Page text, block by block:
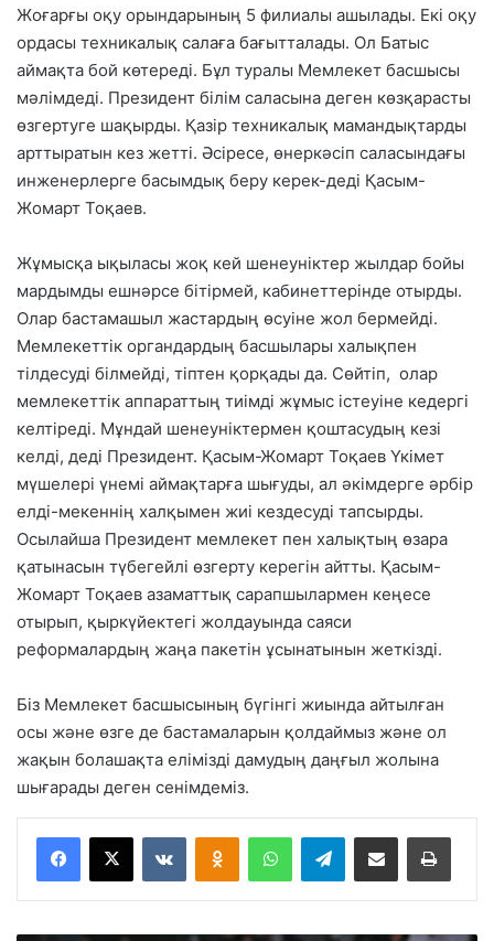
Жоғарғы оқу орындарының 5 филиалы ашылады. Екі оқу
ордасы техникалық салаға бағытталады. Ол Батыс
аймақта бой көтереді. Бұл туралы Мемлекет басшысы
мәлімдеді. Президент білім саласына деген көзқарасты
өзгертуге шақырды. Қазір техникалық мамандықтарды
арттыратын кез жетті. Әсіресе, өнеркәсіп саласындағы
инженерлерге басымдық беру керек-деді Қасым-
Жомарт Тоқаев.
Жұмысқа ықыласы жоқ кей шенеуніктер жылдар бойы
мардымды ешнәрсе бітірмей, кабинеттерінде отырды.
Олар бастамашыл жастардың өсуіне жол бермейді.
Мемлекеттік органдардың басшылары халықпен
тілдесуді білмейді, тіптен қорқады да. Сөйтіп, олар
мемлекеттік аппараттың тиімді жұмыс істеуіне кедергі
келтіреді. Мұндай шенеуніктермен қоштасудың кезі
келді, деді Президент. Қасым-Жомарт Тоқаев Үкімет
мүшелері үнемі аймақтарға шығуды, ал әкімдерге әрбір
елді-мекеннің халқымен жиі кездесуді тапсырды.
Осылайша Президент мемлекет пен халықтың өзара
қатынасын түбегейлі өзгерту керегін айтты. Қасым-
Жомарт Тоқаев азаматтық сарапшылармен кеңесе
отырып, қыркүйектегі жолдауында саяси
реформалардың жаңа пакетін ұсынатынын жеткізді.
Біз Мемлекет басшысының бүгінгі жиында айтылған
осы және өзге де бастамаларын қолдаймыз және ол
жақын болашақта елімізді дамудың даңғыл жолына
шығарады деген сенімдеміз.
Telegram